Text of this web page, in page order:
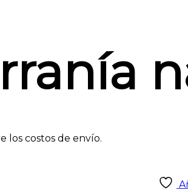
los costos de envío.